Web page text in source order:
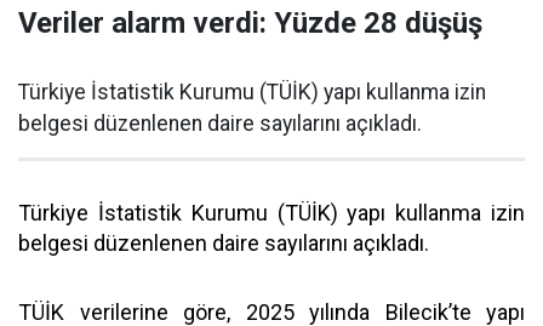
Veriler alarm verdi: Yüzde 28 düşüş
Türkiye İstatistik Kurumu (TÜİK) yapı kullanma izin
belgesi düzenlenen daire sayılarını açıkladı.
Türkiye İstatistik Kurumu (TÜİK) yapı kullanma izin
belgesi düzenlenen daire sayılarını açıkladı.
TÜİK verilerine göre, 2025 yılında Bilecik’te yapı